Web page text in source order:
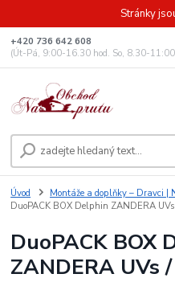
Stránky
+420 736 642 608
(Út-Pá, 9:00-16.30 hod. So, 8.30-11:00
Úvod
Montáže a doplňky – Dravci
DuoPACK BOX Delphin ZANDERA
DuoPACK BOX
ZANDERA UVs